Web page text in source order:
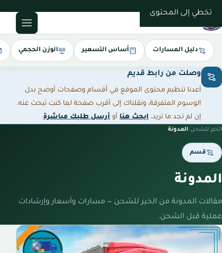
تخطي إلى المحتوى
دليل المسارات أساس التسعير الوزن الحجمي
وصلت من رابط قديم
أعدنا تنظيم محتوى الموقع في أقسام وصفحات أوضح بدل
الوسوم المتفرقة، ونقلناك إلى أقرب صفحة لما كنت تبحث عنه.
إن لم تجد ما تريد، ابحث هنا أو أرسل طلبك مباشرة.
الخير للشحن/المدونة
قسم
المدونة
مقالات المدونة من الخير للشحن — مسارات وأسعار وإرشادات
عملية قبل الشحن.